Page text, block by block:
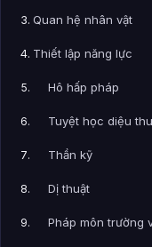
Quan hệ nhân vật
Thiết lập năng lực
Hô hấp pháp
Tuyệt học diệu
Thần kỹ
Dị thuật
Pháp môn trường